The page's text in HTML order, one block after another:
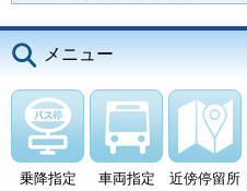
メニュー
乗降指定 車両指定 近傍停留所